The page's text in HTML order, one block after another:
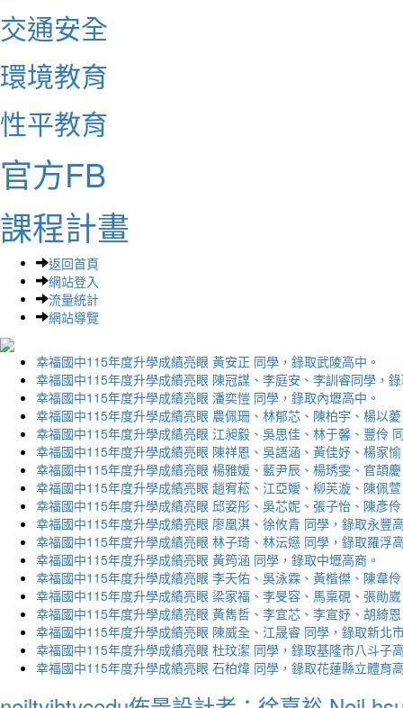
交通安全
環境教育
性平教育
官方FB
課程計畫
返回首頁
網站登入
流量統計
網站導覽
幸福國中115年度升學成績亮眼 黃安正 同學，錄取武陵高中。
幸福國中115年度升學成績亮眼 陳冠謀、李庭安、李訓睿同學，
幸福國中115年度升學成績亮眼 潘奕愷 同學，錄取內壢高中。
幸福國中115年度升學成績亮眼 農佩珊、林郁芯、陳柏宇、楊以
幸福國中115年度升學成績亮眼 江昶毅、吳思佳、林于馨、豐伶
幸福國中115年度升學成績亮眼 陳祥恩、吳語涵、黃佳妤、楊家
幸福國中115年度升學成績亮眼 楊雅媛、藍尹辰、楊琇雯、官頡
幸福國中115年度升學成績亮眼 趙宥菘、江亞嬡、柳芙漩、陳佩
幸福國中115年度升學成績亮眼 邱姿彤、吳芯妮、張子怡、陳彥
幸福國中115年度升學成績亮眼 廖凰淇、徐攸青 同學，錄取永豐
幸福國中115年度升學成績亮眼 林子琦、林沄嬨 同學，錄取羅浮
幸福國中115年度升學成績亮眼 黃筠涵 同學，錄取中壢高商。
幸福國中115年度升學成績亮眼 李天佑、吳泳霖、黃楷傑、陳韋
幸福國中115年度升學成績亮眼 梁家福、李旻容、馬稟硯、張勛
幸福國中115年度升學成績亮眼 黃雋哲、李宜芯、李宣妤、胡綺
幸福國中115年度升學成績亮眼 陳威全、江晟睿 同學，錄取新北
幸福國中115年度升學成績亮眼 杜玟潔 同學，錄取基隆市八斗子
幸福國中115年度升學成績亮眼 石柏煒 同學，錄取花蓮縣立體育